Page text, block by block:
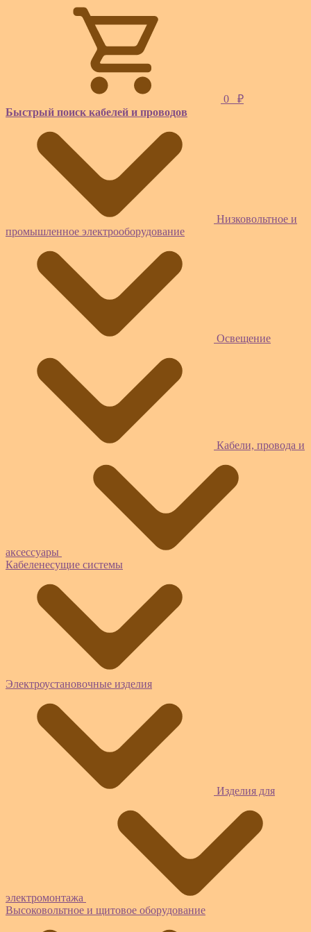
0
₽
Быстрый поиск кабелей и проводов
Низковольтное и
промышленное электрооборудование
Освещение
Кабели, провода и
аксессуары
Кабеленесущие системы
Электроустановочные изделия
Изделия для
электромонтажа
Высоковольтное и щитовое оборудование